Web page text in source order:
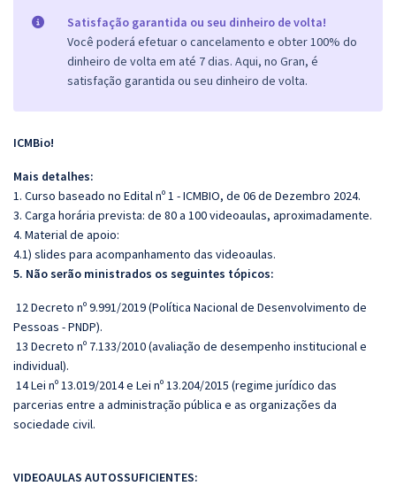
Satisfação garantida ou seu dinheiro de volta!
Você poderá efetuar o cancelamento e obter 100% do
dinheiro de volta em até 7 dias. Aqui, no Gran, é
satisfação garantida ou seu dinheiro de volta.
ICMBio!
Mais detalhes:
1. Curso baseado no Edital nº 1 - ICMBIO, de 06 de Dezembro 2024.
3. Carga horária prevista: de 80 a 100 videoaulas, aproximadamente.
4. Material de apoio:
4.1) slides para acompanhamento das videoaulas.
5. Não serão ministrados os seguintes tópicos:
12 Decreto nº 9.991/2019 (Política Nacional de Desenvolvimento de
Pessoas - PNDP).
13 Decreto nº 7.133/2010 (avaliação de desempenho institucional e
individual).
14 Lei nº 13.019/2014 e Lei nº 13.204/2015 (regime jurídico das
parcerias entre a administração pública e as organizações da
sociedade civil.
VIDEOAULAS AUTOSSUFICIENTES: